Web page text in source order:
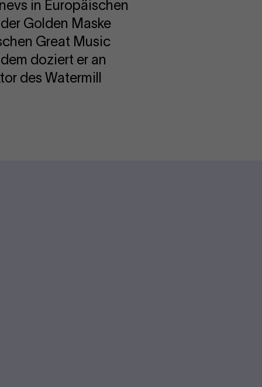
in Europäischen
Golden Maske
Great Music
doziert er an
des Watermill